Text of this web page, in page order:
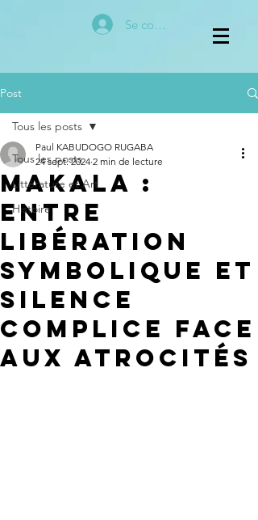
Se connecter
Post
Tous les posts
Littérature et Art
Histoire
Tous les posts
Makala :
Entre
Libération
Symbolique et
Silence
Complice face
aux Atrocités
Paul KABUDOGO RUGABA
24 sept. 2024 2 min de lecture